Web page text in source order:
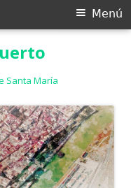
Santa María
Menú